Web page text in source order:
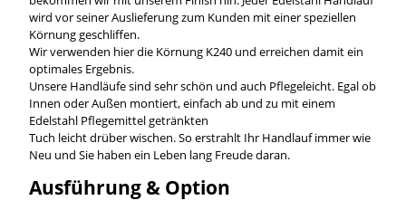
wird vor seiner Auslieferung zum Kunden mit einer speziellen
Körnung geschliffen.
Wir verwenden hier die Körnung K240 und erreichen damit ein
optimales Ergebnis.
Unsere Handläufe sind sehr schön und auch Pflegeleicht. Egal ob
Innen oder Außen montiert, einfach ab und zu mit einem
Edelstahl Pflegemittel getränkten
Tuch leicht drüber wischen. So erstrahlt Ihr Handlauf immer wie
Neu und Sie haben ein Leben lang Freude daran.
Ausführung & Option